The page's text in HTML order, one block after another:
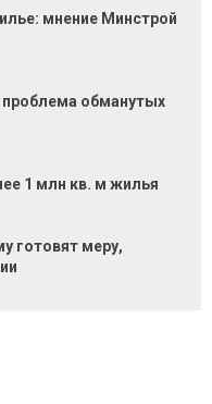
мнение Минстрой
обманутых
1 млн кв. м жилья
готовят меру,